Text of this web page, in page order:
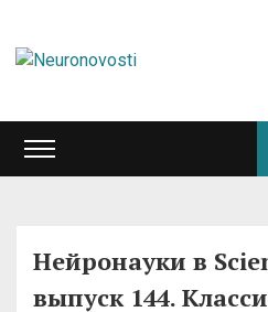
Нейронауки в
выпуск 144.